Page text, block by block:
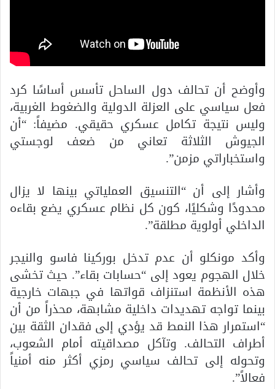
وأوضح أن تحالف دول الساحل تأسس أساسًا كرد
فعل سياسي على العزلة الدولية والضغوط الغربية،
وليس نتيجة تكامل عسكري حقيقي. مضيفاً: “أن
الجيوش الثلاثة تعاني من ضعف لوجستي
واستخباراتي مزمن”.
وأشار إلى أن “التنسيق العملياتي بينها لا يزال
محدودًا وشكليًا، كون كل نظام عسكري يضع بقاءه
الداخلي أولوية مطلقة”.
وأكد مونكلو أن عدم تدخل بوركينا فاسو والنيجر
خلال الهجوم يعود إلى “حسابات بقاء”. حيث تخشى
هذه الأنظمة استنزاف قواتها في جبهات خارجية
بينما تواجه تهديدات داخلية مشابهة، محذراً من أن
“استمرار هذا النمط قد يؤدي إلى فقدان الثقة بين
أطراف التحالف. وتآكل مصداقيته أمام الشعوب،
وتحوله إلى تحالف سياسي رمزي أكثر منه أمنياً
فعالاً”.